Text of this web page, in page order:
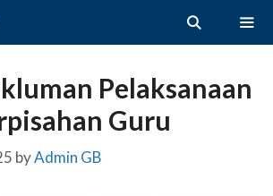
Pelaksanaan
Guru
byAdmin GB